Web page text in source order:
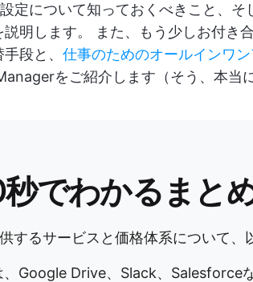
定について知っておくべきこと、そ
説明します。 また、もう少しお付き
段と、 仕事のためのオールインワ
をご紹介します（そう、本当
秒でわかるまと
するサービスと価格体系について、
、Google Drive、Slack、Salesforce